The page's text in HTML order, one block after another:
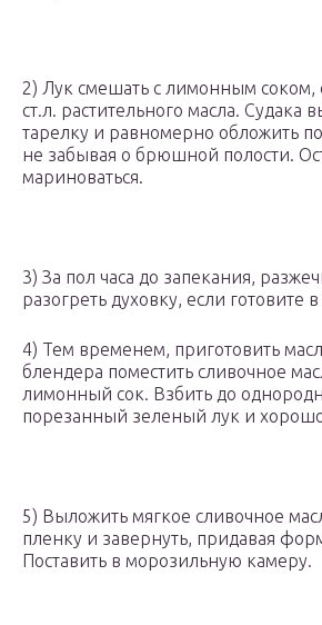
2) Лук смешать с лимонным соком,
ст.л. растительного масла. Судака
тарелку и равномерно обложить
не забывая о брюшной полости.
мариноваться.
3) За пол часа до запекания,
разогреть духовку, если готовите
4) Тем временем, приготовить
блендера поместить сливочное
лимонный сок. Взбить до
порезанный зеленый лук и
5) Выложить мягкое сливочное
пленку и завернуть, придавая
Поставить в морозильную камеру.